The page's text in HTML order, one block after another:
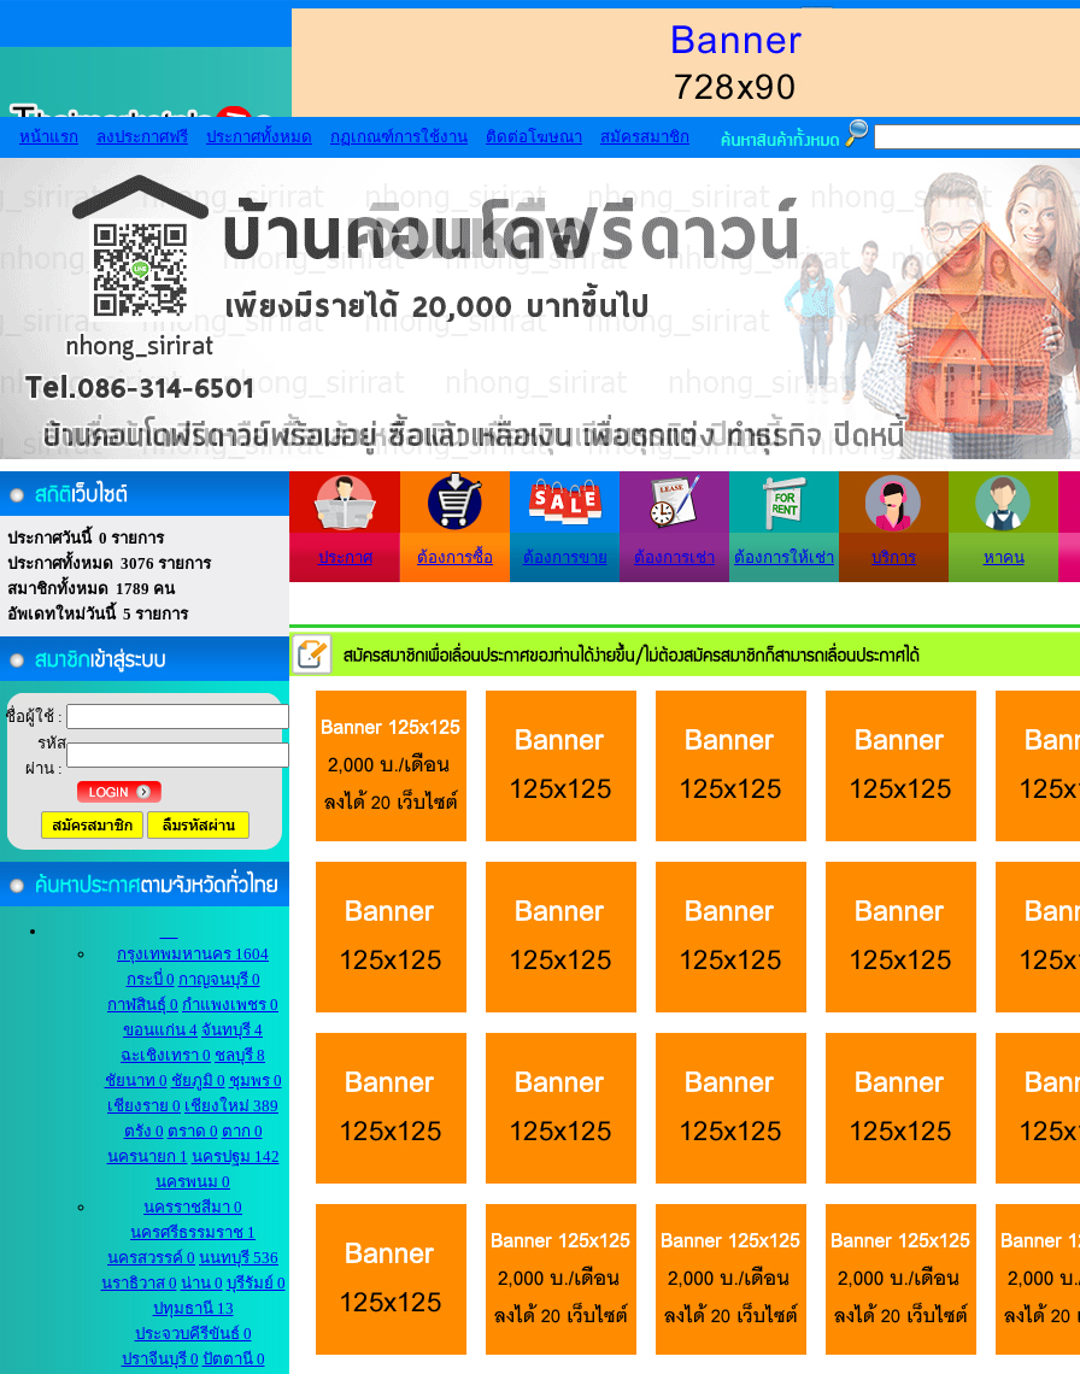
หน้าแรก ลงประกาศฟรี ประกาศทั้งหมด กฏเกณฑ์การใช้งาน ติดต่อโฆษณา สมัครสมาชิก
ประกาศวันนี้ 0 รายการ
ประกาศทั้งหมด 3076 รายการ
สมาชิกทั้งหมด 1789 คน
อัพเดทใหม่วันนี้ 5 รายการ
ชื่อผู้ใช้ :
รหัส
ผ่าน :
กรุงเทพมหานคร 1604
กระบี่ 0 กาญจนบุรี 0
กาฬสินธุ์ 0 กำแพงเพชร 0
ขอนแก่น 4 จันทบุรี 4
ฉะเชิงเทรา 0 ชลบุรี 8
ชัยนาท 0 ชัยภูมิ 0 ชุมพร 0
เชียงราย 0 เชียงใหม่ 389
ตรัง 0 ตราด 0 ตาก 0
นครนายก 1 นครปฐม 142
นครพนม 0
นครราชสีมา 0
นครศรีธรรมราช 1
นครสวรรค์ 0 นนทบุรี 536
นราธิวาส 0 น่าน 0 บุรีรัมย์ 0
ปทุมธานี 13
ประจวบคีรีขันธ์ 0
ปราจีนบุรี 0 ปัตตานี 0
ประกาศ ต้องการซื้อ ต้องการขาย ต้องการเช่า ต้องการให้เช่า บริการ หาคน